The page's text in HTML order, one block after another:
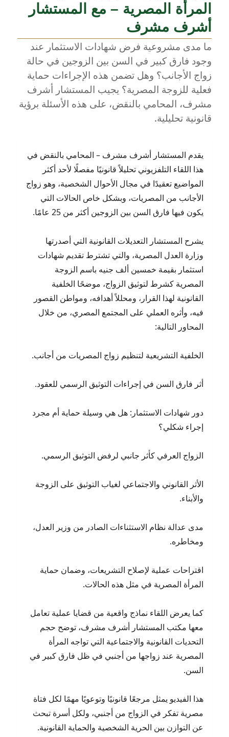
شرح
شامل
من
المحامي
أشرف
مشرف
المرأة المصرية – مع المستشار
أشرف مشرف
ما مدى مشروعية فرض شهادات الاستثمار عند
وجود فارق كبير في السن بين الزوجين في حالة
زواج الأجانب؟ وهل تضمن هذه الإجراءات حماية
فعلية للزوجة المصرية؟ يجيب المستشار أشرف
مشرف، المحامي بالنقض، على هذه الأسئلة برؤية
قانونية تحليلية.
يقدم المستشار أشرف مشرف – المحامي بالنقض في
هذا اللقاء التلفزيوني تحليلاً قانونيًا مفصلًا لأحد أكثر
المواضيع تعقيدًا في مجال الأحوال الشخصية، وهو زواج
الأجانب من المصريات، وبشكل خاص الحالات التي
يكون فيها فارق السن بين الزوجين أكثر من 25 عامًا.
يشرح المستشار التعديلات القانونية التي أصدرتها
وزارة العدل المصرية، والتي تشترط تقديم شهادات
استثمار بقيمة خمسين ألف جنيه باسم الزوجة
المصرية كشرط لتوثيق الزواج، موضحًا الخلفية
القانونية لهذا القرار، ومحللاً أهدافه، ومواطن القصور
فيه، وأثره العملي على المجتمع المصري، من خلال
المحاور التالية:
الخلفية التشريعية لتنظيم زواج المصريات من أجانب.
أثر فارق السن في إجراءات التوثيق الرسمي للعقود.
دور شهادات الاستثمار: هل هي وسيلة حماية أم مجرد
إجراء شكلي؟
الزواج العرفي كأثر جانبي لرفض التوثيق الرسمي.
الأثر القانوني والاجتماعي لغياب التوثيق على الزوجة
والأبناء.
مدى عدالة نظام الاستثناءات الصادر من وزير العدل،
ومخاطره.
اقتراحات عملية لإصلاح التشريعات، وضمان حماية
المرأة المصرية في مثل هذه الحالات.
كما يعرض اللقاء نماذج واقعية من قضايا عملية تعامل
معها مكتب المستشار أشرف مشرف، توضح حجم
التحديات القانونية والاجتماعية التي تواجه المرأة
المصرية عند زواجها من أجنبي في ظل فارق كبير في
السن.
هذا الفيديو يمثل مرجعًا قانونيًا وتوعويًا مهمًا لكل فتاة
مصرية تفكر في الزواج من أجنبي، ولكل أسرة تبحث
عن التوازن بين الحرية الشخصية والحماية القانونية.